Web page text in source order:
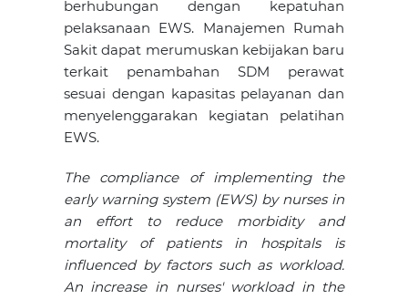
berhubungan dengan kepatuhan
pelaksanaan EWS. Manajemen Rumah
Sakit dapat merumuskan kebijakan baru
terkait penambahan SDM perawat
sesuai dengan kapasitas pelayanan dan
menyelenggarakan kegiatan pelatihan
EWS.
The compliance of implementing the
early warning system (EWS) by nurses in
an effort to reduce morbidity and
mortality of patients in hospitals is
influenced by factors such as workload.
An increase in nurses' workload in the